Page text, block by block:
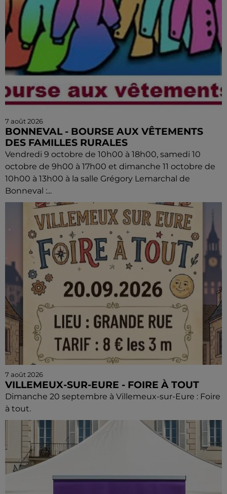
7 août 2026
BONNEVAL - BOURSE AUX VÊTEMENTS
DES FAMILLES RURALES
Vendredi 9 octobre de 10h00 à 18h00, samedi 10
octobre de 9h00 à 17h00 et dimanche 11 octobre de
10h00 à 13h00 à la salle Grégory Lemarchal de
Bonneval :...
7 août 2026
VILLEMEUX-SUR-EURE - FOIRE À TOUT
Dimanche 20 septembre à Villemeux-sur-Eure : Foire
à tout.